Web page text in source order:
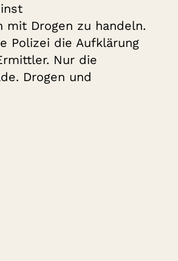
mit Drogen zu handeln.
Polizei die Aufklärung
Nur die
Drogen und